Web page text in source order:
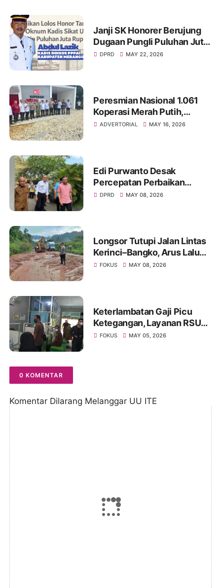
Janji SK Honorer Berujung
Dugaan Pungli Puluhan Juta,
Nama Eks Kadis Damkar
DPRD MAY 22, 2026
Peresmian Nasional 1.061
Koperasi Merah Putih,
Pemkab Merangin Perkuat
ADVERTORIAL MAY 16, 2026
Edi Purwanto Desak
Percepatan Perbaikan
Infrastruktur Jambi, Tujuh
DPRD MAY 08, 2026
Longsor Tutupi Jalan Lintas
Kerinci–Bangko, Arus Lalu
Lintas Diberlakukan Buka
FOKUS MAY 08, 2026
Keterlambatan Gaji Picu
Ketegangan, Layanan RSUD
Kolonel Abundjani Bangko
FOKUS MAY 05, 2026
0 KOMENTAR
Komentar Dilarang Melanggar UU ITE